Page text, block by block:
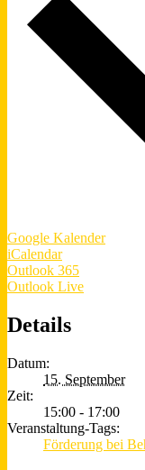
Google Kalender
iCalendar
Outlook 365
Outlook Live
Details
Datum:
15. September
Zeit:
15:00 - 17:00
Veranstaltung-Tags:
Förderung bei